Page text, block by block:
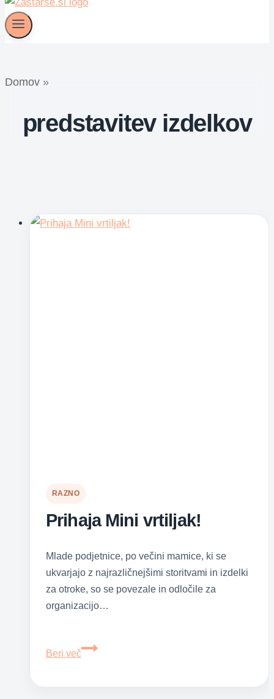
Domov »
predstavitev izdelkov
RAZNO
Prihaja Mini vrtiljak!
Mlade podjetnice, po večini mamice, ki se
ukvarjajo z najrazličnejšimi storitvami in izdelki
za otroke, so se povezale in odločile za
organizacijo…
Beri več
Prihaja